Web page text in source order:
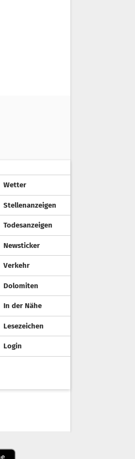
Wetter
Stellenanzeigen
Todesanzeigen
Newsticker
Verkehr
Dolomiten
In der Nähe
Lesezeichen
Login